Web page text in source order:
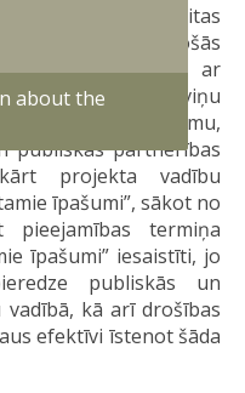
aprēķinu un citas
pamatojošās
notiks sadarbībā ar
un piesaistot viņu
uzņēmumu,
publiskās partnerības
projekta vadību
īpašumi”, sākot no
termiņa
īpašumi” iesaistīti, jo
publiskās un
kā arī drošības
efektīvi īstenot šāda
about the